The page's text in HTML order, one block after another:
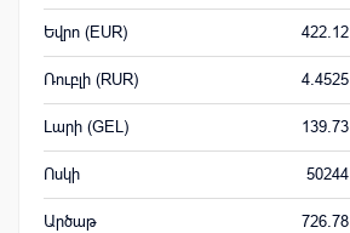
Եվրո (EUR) 422.12
Ռուբլի (RUR) 4.4525
Լարի (GEL) 139.73
Ոսկի 50244
Արծաթ 726.78